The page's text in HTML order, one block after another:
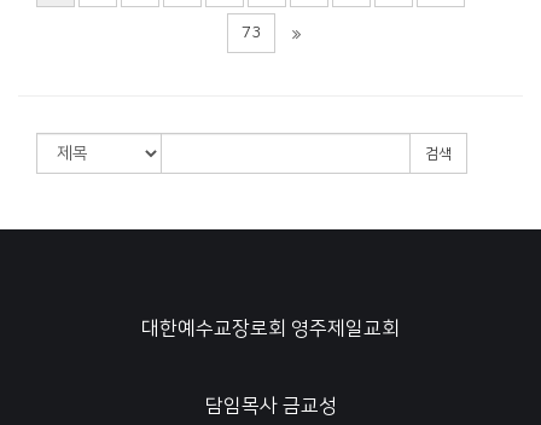
73
검색
대한예수교장로회 영주제일교회
담임목사 금교성